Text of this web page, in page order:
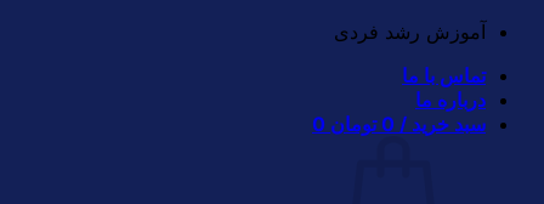
Skip
content
آموزش رشد فردی
تماس با ما
درباره ما
سبد خرید / 0 تومان 0